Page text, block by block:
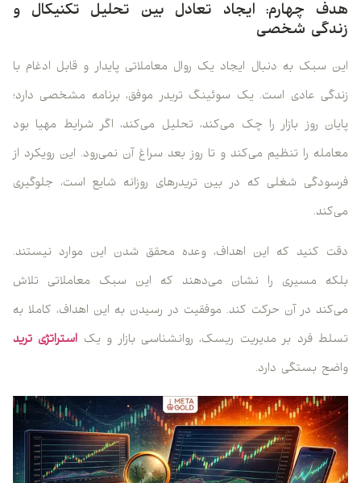
هدف چهارم: ایجاد تعادل بین تحلیل تکنیکال و
زندگی شخصی
این سبک به دنبال ایجاد یک روال معاملاتی پایدار و قابل ادغام با
زندگی عادی است. یک سوئینگ تریدر موفق، برنامه مشخصی دارد؛
پایان روز بازار را چک می‌کند، تحلیل می‌کند، اگر شرایط مهیا بود
معامله را تنظیم می‌کند و تا روز بعد سراغ آن نمی‌رود. این رویکرد از
فرسودگی شغلی که در بین تریدرهای روزانه شایع است، جلوگیری
می‌کند.
دقت کنید که این اهداف، وعده محقق شدن این موارد نیستند.
بلکه مسیری را نشان می‌دهند که این سبک معاملاتی تلاش
می‌کند در آن حرکت کند. موفقیت در رسیدن به این اهداف، کاملا به
تسلط فرد بر مدیریت ریسک، روانشناسی بازار و یک استراتژی ترید
واضح بستگی دارد.